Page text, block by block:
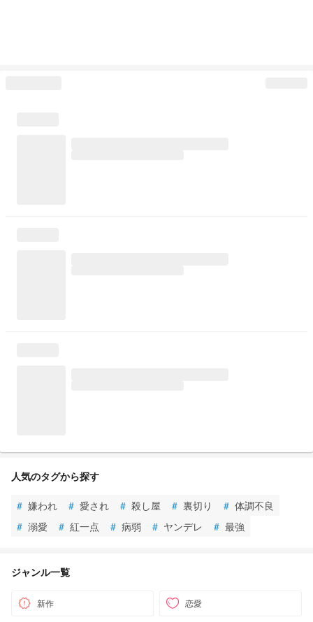
人気のタグから探す
# 嫌われ # 愛され # 殺し屋 # 裏切り # 体調不良
# 溺愛 # 紅一点 # 病弱 # ヤンデレ # 最強
ジャンル一覧
新作 恋愛